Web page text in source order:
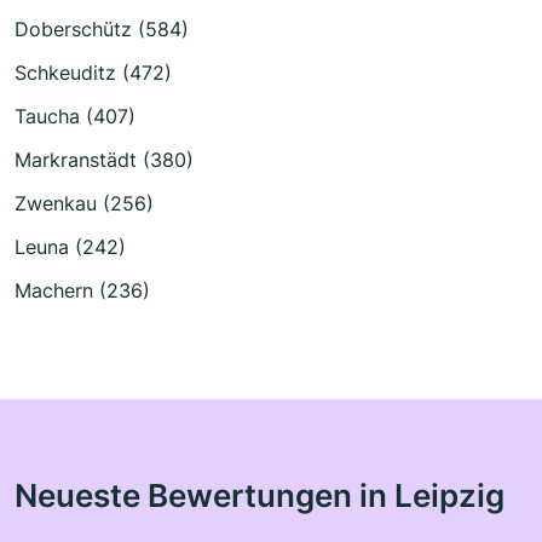
Doberschütz (584)
Schkeuditz (472)
Taucha (407)
Markranstädt (380)
Zwenkau (256)
Leuna (242)
Machern (236)
Neueste Bewertungen in Leipzig